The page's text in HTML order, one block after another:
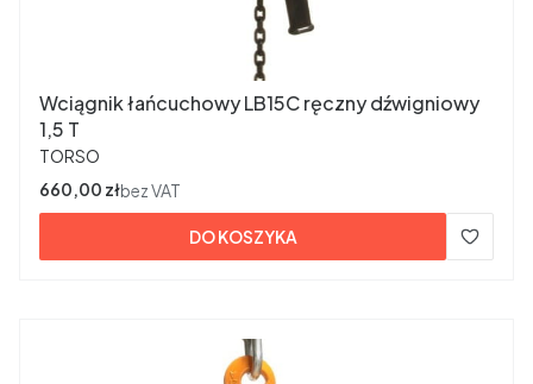
Wciągnik łańcuchowy LB15C ręczny dźwigniowy
1,5 T
PRODUCENT
TORSO
Cena
660,00 złbez VAT
DO KOSZYKA